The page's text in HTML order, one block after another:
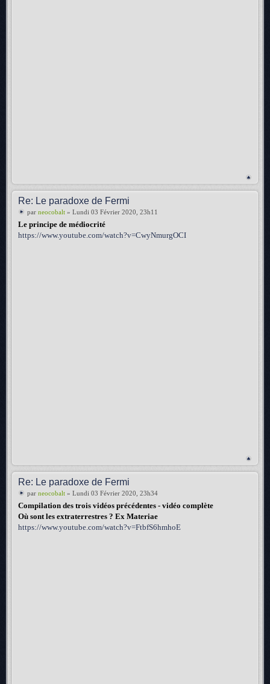
Re: Le paradoxe de Fermi
par neocobalt » Lundi 03 Février 2020, 23h11
Le principe de médiocrité
https://www.youtube.com/watch?v=CwyNmurgOCI
Re: Le paradoxe de Fermi
par neocobalt » Lundi 03 Février 2020, 23h34
Compilation des trois vidéos précédentes - vidéo complète
Où sont les extraterrestres ? Ex Materiae
https://www.youtube.com/watch?v=FtbfS6hmhoE